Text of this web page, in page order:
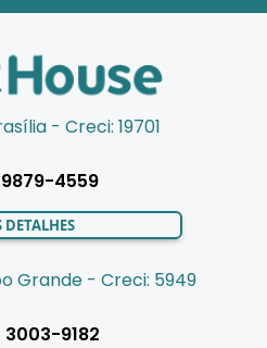
- Creci: 19701
4559
DETALHES
Grande - Creci: 5949
9182